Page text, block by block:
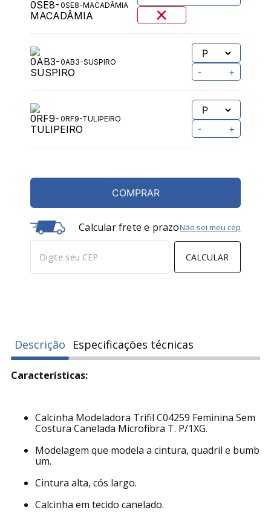
0SE8-MACADÂMIA
0AB3-SUSPIRO
- +
0RF9-TULIPEIRO
- +
COMPRAR
Calcular frete e prazo
CALCULAR
Não sei meu cep
Descrição Especificações técnicas
Características:
Calcinha Modeladora Trifil C04259 Feminina Sem
Costura Canelada Microfibra T. P/1XG.
Modelagem que modela a cintura, quadril e bumb
um.
Cintura alta, cós largo.
Calcinha em tecido canelado.